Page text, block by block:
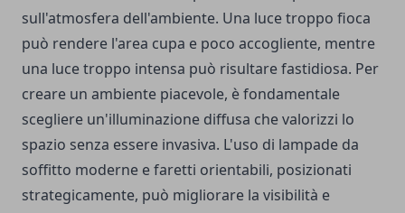
sull'atmosfera dell'ambiente. Una luce troppo fioca
può rendere l'area cupa e poco accogliente, mentre
una luce troppo intensa può risultare fastidiosa. Per
creare un ambiente piacevole, è fondamentale
scegliere un'illuminazione diffusa che valorizzi lo
spazio senza essere invasiva. L'uso di lampade da
soffitto moderne e faretti orientabili, posizionati
strategicamente, può migliorare la visibilità e